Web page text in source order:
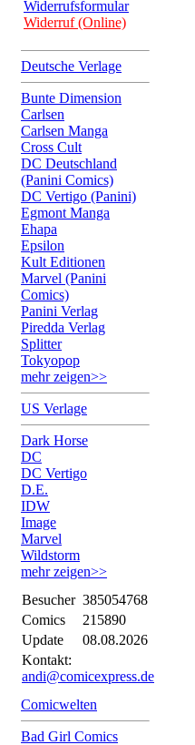
Widerrufsformular
Widerruf (Online)
Deutsche Verlage
Bunte Dimension
Carlsen
Carlsen Manga
Cross Cult
DC Deutschland
(Panini Comics)
DC Vertigo (Panini)
Egmont Manga
Ehapa
Epsilon
Kult Editionen
Marvel (Panini
Comics)
Panini Verlag
Piredda Verlag
Splitter
Tokyopop
mehr zeigen>>
US Verlage
Dark Horse
DC
DC Vertigo
D.E.
IDW
Image
Marvel
Wildstorm
mehr zeigen>>
Besucher 385054768
Comics
215890
Update
08.08.2026
Kontakt:
andi@comicexpress.de
Comicwelten
Bad Girl Comics